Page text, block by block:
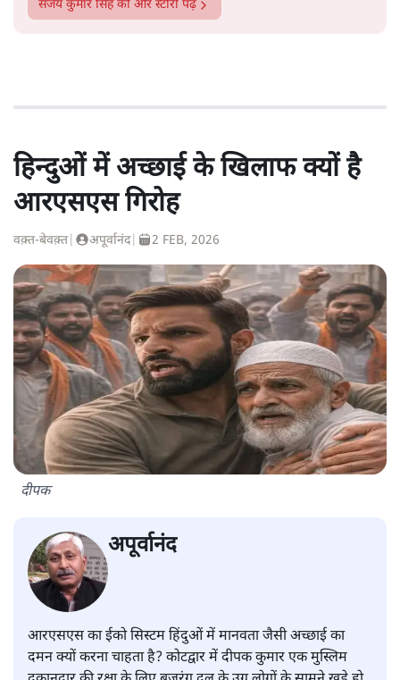
संजय कुमार सिंहकी और स्टोरी पढ़ें
हिन्दुओं में अच्छाई के खिलाफ क्यों है
आरएसएस गिरोह
वक़्त-बेवक़्त अपूर्वानंद| 2 FEB, 2026
दीपक
अपूर्वानंद
आरएसएस का ईको सिस्टम हिंदुओं में मानवता जैसी अच्छाई का
दमन क्यों करना चाहता है? कोटद्वार में दीपक कुमार एक मुस्लिम